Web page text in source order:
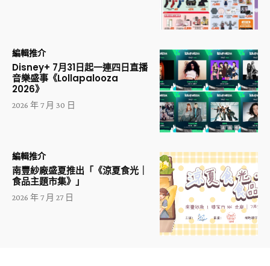
編輯推介
Disney+ 7月31日起一連四日直播
音樂盛事《Lollapalooza
2026》
2026 年 7 月 30 日
編輯推介
南豐紗廠盛夏推出「《涼夏食光｜
食品主題市集》」
2026 年 7 月 27 日